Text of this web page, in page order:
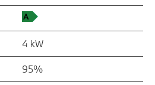
4 kW
95%